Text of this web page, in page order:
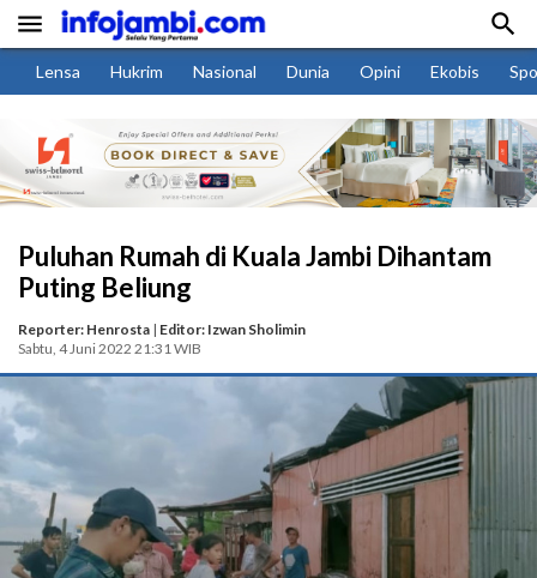
 
Lensa Hukrim Nasional Dunia Opini Ekobis
Puluhan Rumah di Kuala Jambi Dihantam
Puting Beliung
Reporter: Henrosta | Editor: Izwan Sholimin
Sabtu, 4 Juni 2022 21:31 WIB